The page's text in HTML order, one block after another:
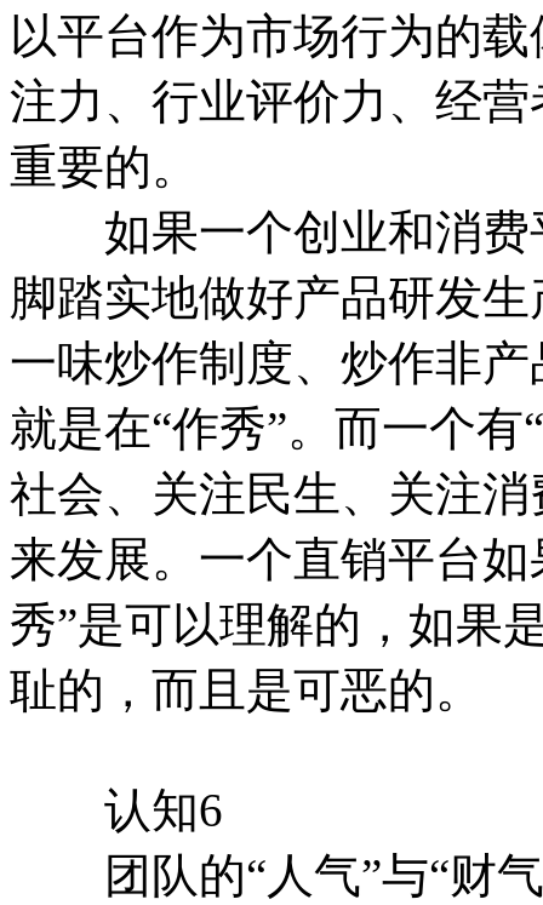
以平台作为市场行为的
注力、行业评价力、经
重要的。
如果一个创业和消费
脚踏实地做好产品研发
一味炒作制度、炒作非
就是在“作秀”。而一个
社会、关注民生、关注
来发展。一个直销平台
秀”是可以理解的，如果
耻的，而且是可恶的。
认知6
团队的“人气”与“财